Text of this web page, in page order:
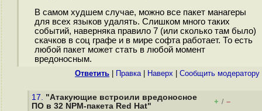
В самом худшем случае, можно все пакет манагеры
для всех языков удалять. Слишком много таких
событий, наверняка правило 7 (или сколько там было)
скачков в соц графе и в мире софта работает. То есть
любой пакет может стать в любой момент
вредоносным.
Ответить Правка| Наверх Cообщить модератору
17. "Атакующие встроили вредоносное
ПО в 32 NPM-пакета Red Hat"
+ / –